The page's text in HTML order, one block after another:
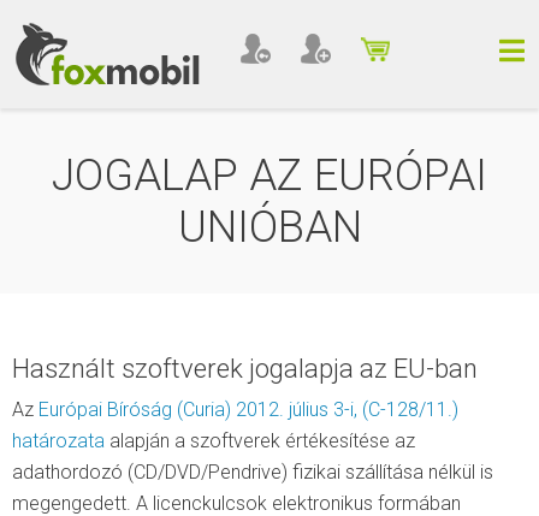
JOGALAP AZ EURÓPAI
UNIÓBAN
Használt szoftverek jogalapja az EU-ban
Az Európai Bíróság (Curia) 2012. július 3-i, (C-128/11.)
határozata alapján a szoftverek értékesítése az
adathordozó (CD/DVD/Pendrive) fizikai szállítása nélkül is
megengedett. A licenckulcsok elektronikus formában